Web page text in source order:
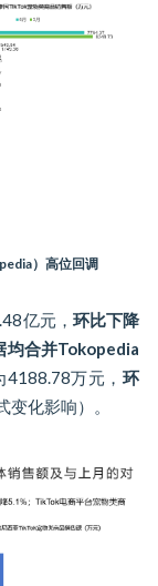
）高位回调
亿元， 环比下降
均合并Tokopedia
4188.78万元，环
变化影响）。